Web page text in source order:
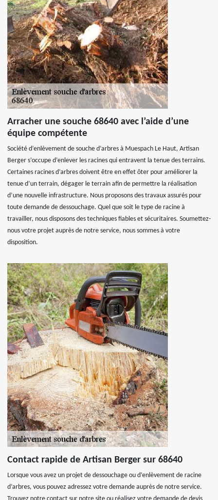
Arracher une souche 68640 avec l’aide d’une
équipe compétente
Société d’enlèvement de souche d’arbres à Muespach Le Haut, Artisan
Berger s’occupe d’enlever les racines qui entravent la tenue des terrains.
Certaines racines d’arbres doivent être en effet ôter pour améliorer la
tenue d’un terrain, dégager le terrain afin de permettre la réalisation
d’une nouvelle infrastructure. Nous proposons des travaux assurés pour
toute demande de dessouchage. Quel que soit le type de racine à
travailler, nous disposons des techniques fiables et sécuritaires. Soumettez-
nous votre projet auprès de notre service, nous sommes à votre
disposition.
Contact rapide de Artisan Berger sur 68640
Lorsque vous avez un projet de dessouchage ou d’enlèvement de racine
d’arbres, vous pouvez adressez votre demande auprès de notre service.